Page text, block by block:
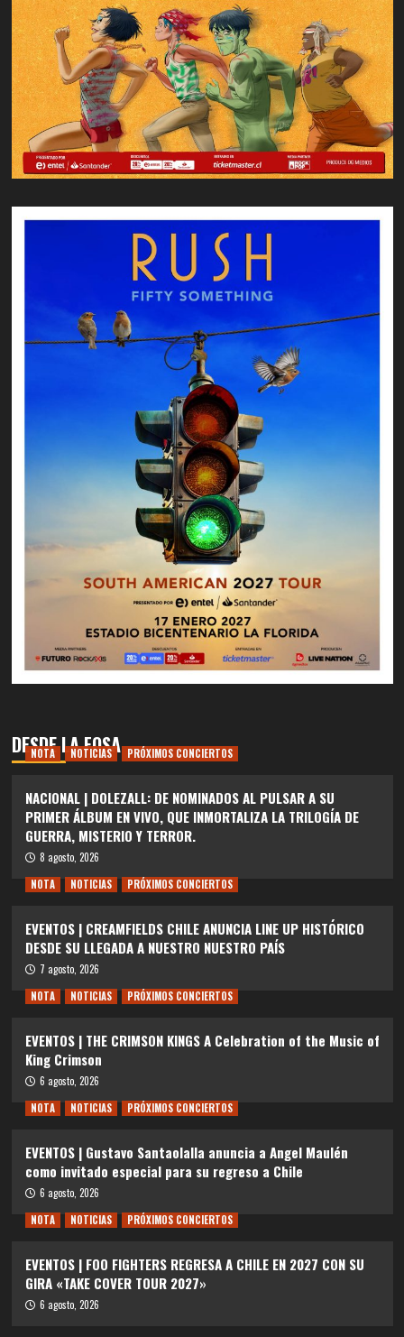
DESDE LA FOSA
NOTA NOTICIAS PRÓXIMOS CONCIERTOS
NACIONAL | DOLEZALL: DE NOMINADOS AL PULSAR A SU
PRIMER ÁLBUM EN VIVO, QUE INMORTALIZA LA TRILOGÍA DE
GUERRA, MISTERIO Y TERROR.
8 agosto, 2026
NOTA
NOTICIAS PRÓXIMOS CONCIERTOS
EVENTOS | CREAMFIELDS CHILE ANUNCIA LINE UP HISTÓRICO
DESDE SU LLEGADA A NUESTRO NUESTRO PAÍS
7 agosto, 2026
NOTA
NOTICIAS PRÓXIMOS CONCIERTOS
EVENTOS | THE CRIMSON KINGS A Celebration of the Music of
King Crimson
6 agosto, 2026
NOTA
NOTICIAS PRÓXIMOS CONCIERTOS
EVENTOS | Gustavo Santaolalla anuncia a Angel Maulén
como invitado especial para su regreso a Chile
6 agosto, 2026
NOTA
NOTICIAS PRÓXIMOS CONCIERTOS
EVENTOS | FOO FIGHTERS REGRESA A CHILE EN 2027 CON SU
GIRA «TAKE COVER TOUR 2027»
6 agosto, 2026